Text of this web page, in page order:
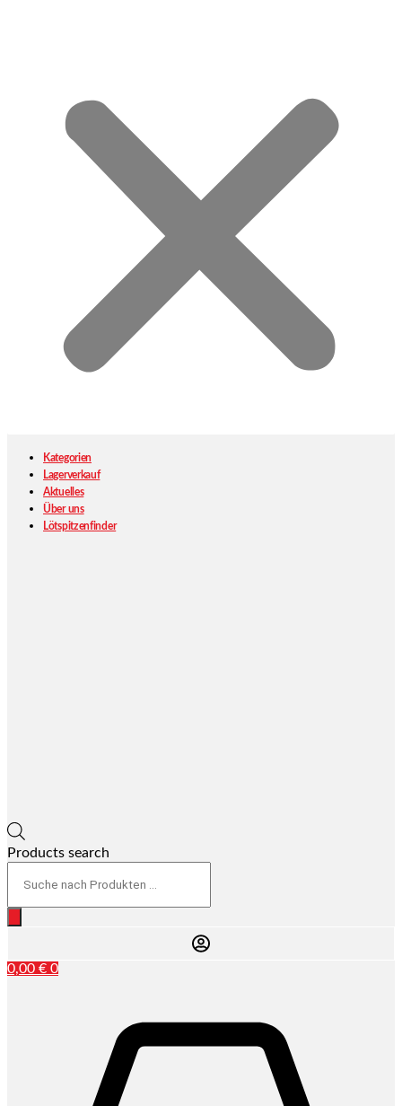
Kategorien
Lagerverkauf
Aktuelles
Über uns
Lötspitzenfinder
Products search
0,00 € 0